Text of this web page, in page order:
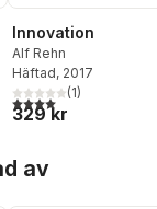
Tåhlin,Ylva Ulfsdotter
Eriksson,Irene
Wennemo
Innovation
Alf Rehn
Häftad, 2017
4,0utav 5 stjärnor.
(1)
329 kr
av